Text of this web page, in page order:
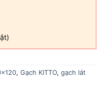
, Gạch KITTO, gạch lát